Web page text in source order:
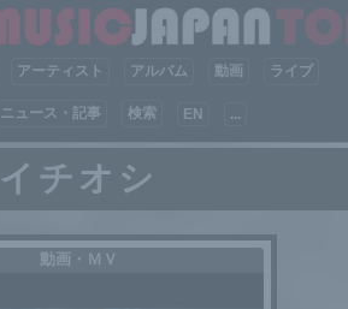
アーティスト アルバム 動画 ライブ
ニュース・記事 検索 EN ...
イチオシ
動画・ＭＶ